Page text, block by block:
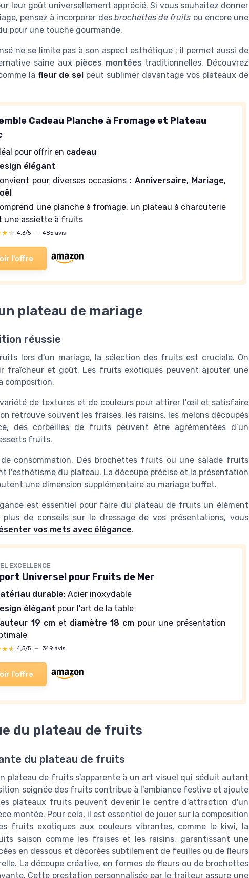
leur goût universellement apprécié. Si vous souhaitez donner
pensez à incorporer des brochettes de fruits ou encore une
pour une touche gourmande.
ne se limite pas à son aspect esthétique ; il permet aussi de
saine aux pièces montées traditionnelles. Découvrez
la fleur de sel peut sublimer davantage vos plateaux de
Cadeau Planche à Fromage et Plateau
pour offrir en cadeau
élégant
pour diverses occasions :Anniversaire, Mariage,
une planche à fromage, un plateau à charcuterie
une assiette à fruits
4,3/5 — 485 avis
l'offre
plateau de mariage
réussie
lors d'un mariage, la sélection des fruits est cruciale. On
fraîcheur et goût. Les fruits exotiques peuvent ajouter une
composition.
de textures et de couleurs pour attirer l'œil et satisfaire
retrouve souvent les fraises, les raisins, les melons découpés
des corbeilles de fruits peuvent être agrémentées d’un
fruits.
consommation. Des brochettes fruits ou une salade fruits
l'esthétisme du plateau. La découpe précise et la présentation
une dimension supplémentaire au mariage buffet.
est essentiel pour faire du plateau de fruits un élément
de conseils sur le dressage de vos présentations, vous
vos mets avec élégance.
EXCELLENCE
Universel pour Fruits de Mer
durable: Acier inoxydable
élégant pour l'art de la table
19 cmet diamètre 18 cm pour une présentation
4,5/5 — 349 avis
l'offre
du plateau de fruits
du plateau de fruits
plateau de fruits s'apparente à un art visuel qui séduit autant
soignée des fruits contribue à l'ambiance festive et ajoute
plateaux fruits peuvent devenir le centre d'attraction d'un
montée. Pour cela, il est essentiel de jouer sur la composition
fruits exotiques aux couleurs vibrantes, comme le kiwi, la
saison comme les fraises et les raisins, garantissant une
en dessous et décorées subtilement de feuilles ou de fleurs
La découpe créative, en formes de fleurs ou de brochettes
Cette prestation personnalisée par le traiteur assure une